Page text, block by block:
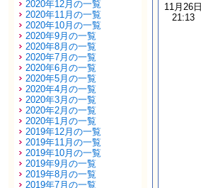
2020年12月の一覧
2020年11月の一覧
2020年10月の一覧
2020年9月の一覧
2020年8月の一覧
2020年7月の一覧
2020年6月の一覧
2020年5月の一覧
2020年4月の一覧
2020年3月の一覧
2020年2月の一覧
2020年1月の一覧
2019年12月の一覧
2019年11月の一覧
2019年10月の一覧
2019年9月の一覧
2019年8月の一覧
2019年7月の一覧
11月26日
21:13